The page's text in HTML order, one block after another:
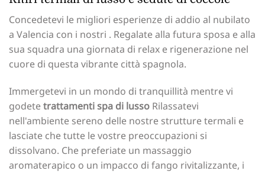
Concedetevi le migliori esperienze di addio al nubilato
a Valencia con i nostri . Regalate alla futura sposa e alla
sua squadra una giornata di relax e rigenerazione nel
cuore di questa vibrante città spagnola.
Immergetevi in un mondo di tranquillità mentre vi
godetetrattamenti spa di lusso Rilassatevi
nell'ambiente sereno delle nostre strutture termali e
lasciate che tutte le vostre preoccupazioni si
dissolvano. Che preferiate un massaggio
aromaterapico o un impacco di fango rivitalizzante, i